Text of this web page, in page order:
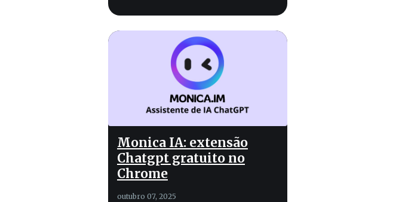
Monica IA: extensão
Chatgpt gratuito no
Chrome
outubro 07, 2025